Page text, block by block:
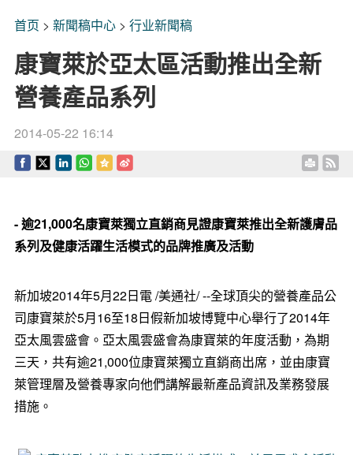
首页 > 新聞稿中心> 行业新聞稿
康寶萊於亞太區活動推出全新
營養產品系列
2014-05-22 16:14
- 逾21,000名康寶萊獨立直銷商見證康寶萊推出全新護膚品
系列及健康活躍生活模式的品牌推廣及活動
新加坡2014年5月22日電 /美通社/ --全球頂尖的營養產品公
司康寶萊於5月16至18日假新加坡博覽中心舉行了2014年
亞太風雲盛會。亞太風雲盛會為康寶萊的年度活動，為期
三天，共有逾21,000位康寶萊獨立直銷商出席，並由康寶
萊管理層及營養專家向他們講解最新產品資訊及業務發展
措施。